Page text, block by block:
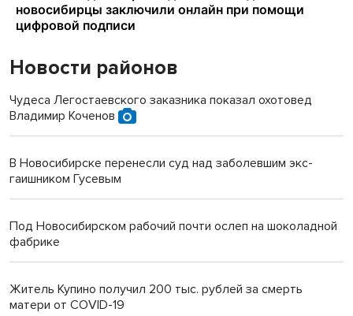
Новости районов
Чудеса Легостаевского заказника показал охотовед
Владимир Коченов
В Новосибирске перенесли суд над заболевшим экс-
гаишником Гусевым
Под Новосибирском рабочий почти ослеп на шоколадной
фабрике
Житель Купино получил 200 тыс. рублей за смерть
матери от COVID-19